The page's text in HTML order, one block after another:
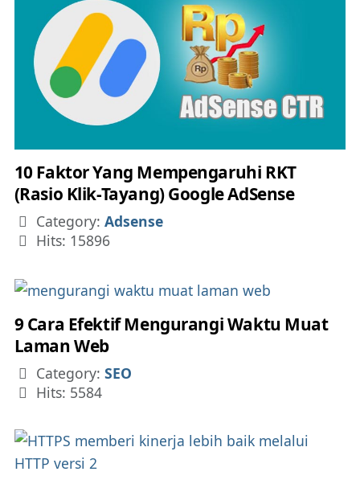
10 Faktor Yang Mempengaruhi RKT
(Rasio Klik-Tayang) Google AdSense
Details
Category: Adsense
Hits: 15896
9 Cara Efektif Mengurangi Waktu Muat
Laman Web
Details
Category: SEO
Hits: 5584